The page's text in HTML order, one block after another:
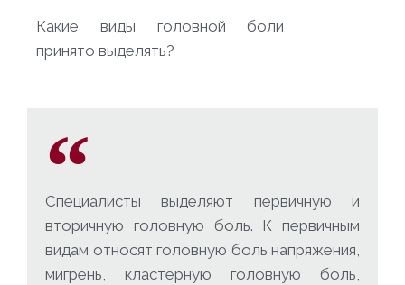
Какие виды головной боли
принято выделять?
Специалисты выделяют первичную и
вторичную головную боль. К первичным
видам относят головную боль напряжения,
мигрень, кластерную головную боль,